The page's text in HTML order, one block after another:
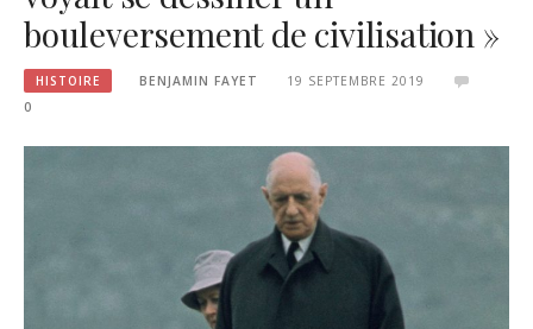
bouleversement de civilisation »
HISTOIRE BENJAMIN FAYET
19 SEPTEMBRE 2019
0